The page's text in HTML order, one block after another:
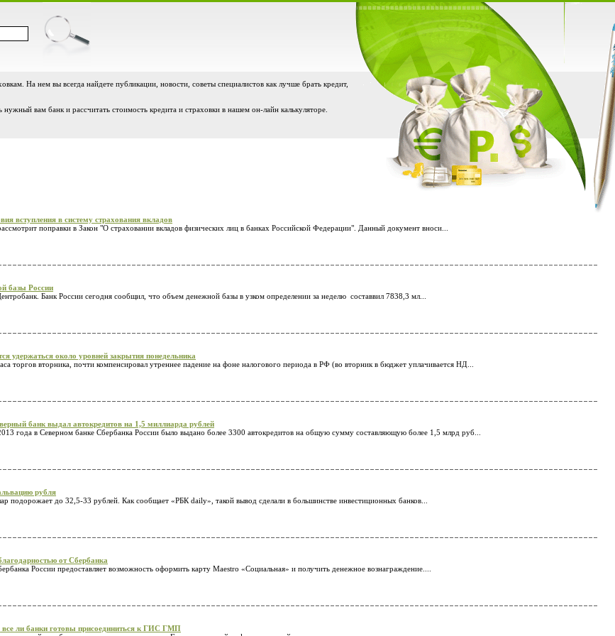
На нем вы всегда найдете публикации, новости, советы специалистов как лучше брать кредит,
вам банк и рассчитать стоимость кредита и страховки в нашем он-лайн калькуляторе.
вступления в систему страхования вкладов
поправки в Закон "О страховании вкладов физических лиц в банках Российской Федерации". Данный документ вноси...
базы России
Банк России сегодня сообщил, что объем денежной базы в узком определении за неделю составвил 7838,3 мл...
удержаться около уровней закрытия понедельника
торгов вторника, почти компенсировал утреннее падение на фоне налогового периода в РФ (во вторник в бюджет уплачивается НД...
банк выдал автокредитов на 1,5 миллиарда рублей
года в Северном банке Сбербанка России было выдано более 3300 автокредитов на общую сумму составляющую более 1,5 млрд руб...
рубля
подорожает до 32,5-33 рублей. Как сообщает «РБК daily», такой вывод сделали в большинстве инвестиционных банков...
от Сбербанка
России предоставляет возможность оформить карту Maestro «Социальная» и получить денежное вознаграждение....
ли банки готовы присоединиться к ГИС ГМП